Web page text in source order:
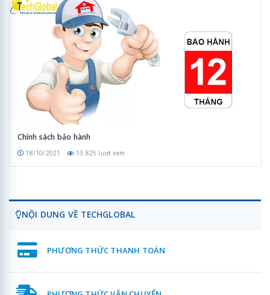
Chính sách bảo hành
18/10/2021 13.825 lượt xem
NỘI DUNG VỀ TECHGLOBAL
PHƯƠNG THỨC THANH TOÁN